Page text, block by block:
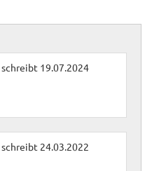
schreibt 19.07.2024
schreibt 24.03.2022